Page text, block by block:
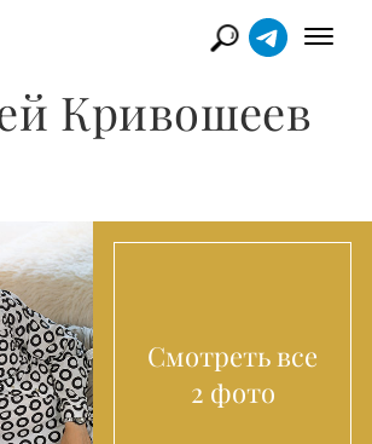
Кривошеев
Смотреть все
2 фото